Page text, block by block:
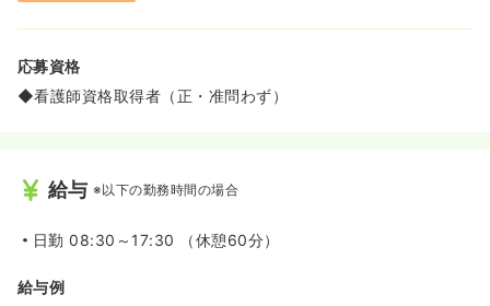
応募資格
◆看護師資格取得者（正・准問わず）
給与 ※以下の勤務時間の場合
日勤 08:30～17:30 （休憩60分）
給与例